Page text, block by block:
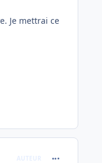
Je mettrai ce
AUTEUR